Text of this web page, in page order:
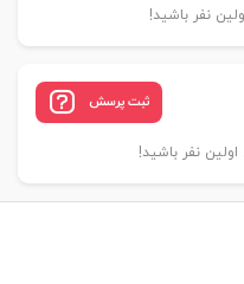
نفر باشید!
ثبت پرسش
نفر باشید!